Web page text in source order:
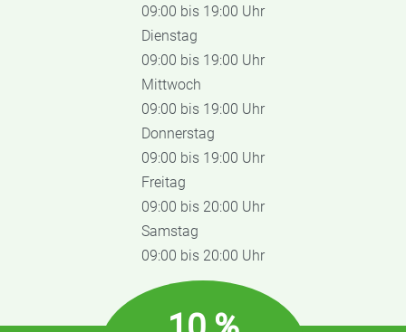
09:00 bis 19:00 Uhr
Dienstag
09:00 bis 19:00 Uhr
Mittwoch
09:00 bis 19:00 Uhr
Donnerstag
09:00 bis 19:00 Uhr
Freitag
09:00 bis 20:00 Uhr
Samstag
09:00 bis 20:00 Uhr